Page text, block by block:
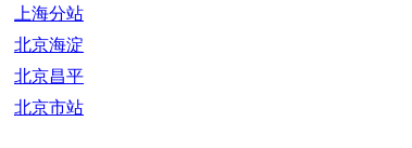
上海分站
北京海淀
北京昌平
北京市站